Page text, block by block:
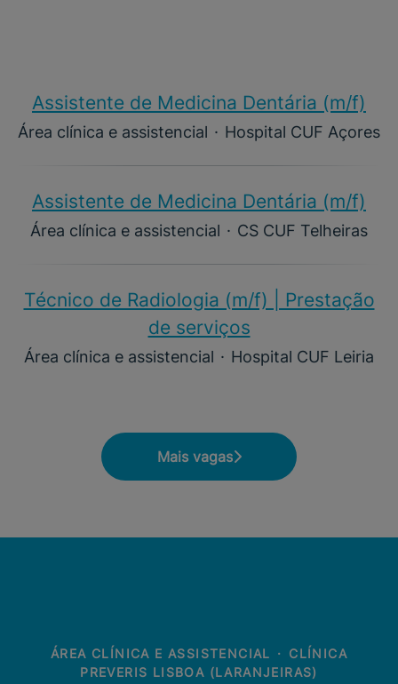
Assistente de Medicina Dentária (m/f)​
Área clínica e assistencial · Hospital CUF Açores
Assistente de Medicina Dentária (m/f)​
Área clínica e assistencial · CS CUF Telheiras
Técnico de Radiologia (m/f) | Prestação
de serviços
Área clínica e assistencial · Hospital CUF Leiria
Mais vagas
ÁREA CLÍNICA E ASSISTENCIAL · CLÍNICA
PREVERIS LISBOA (LARANJEIRAS)